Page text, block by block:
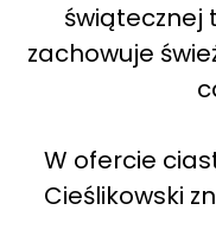
świątecznej
zachowuje
W ofercie
Cieślikowski